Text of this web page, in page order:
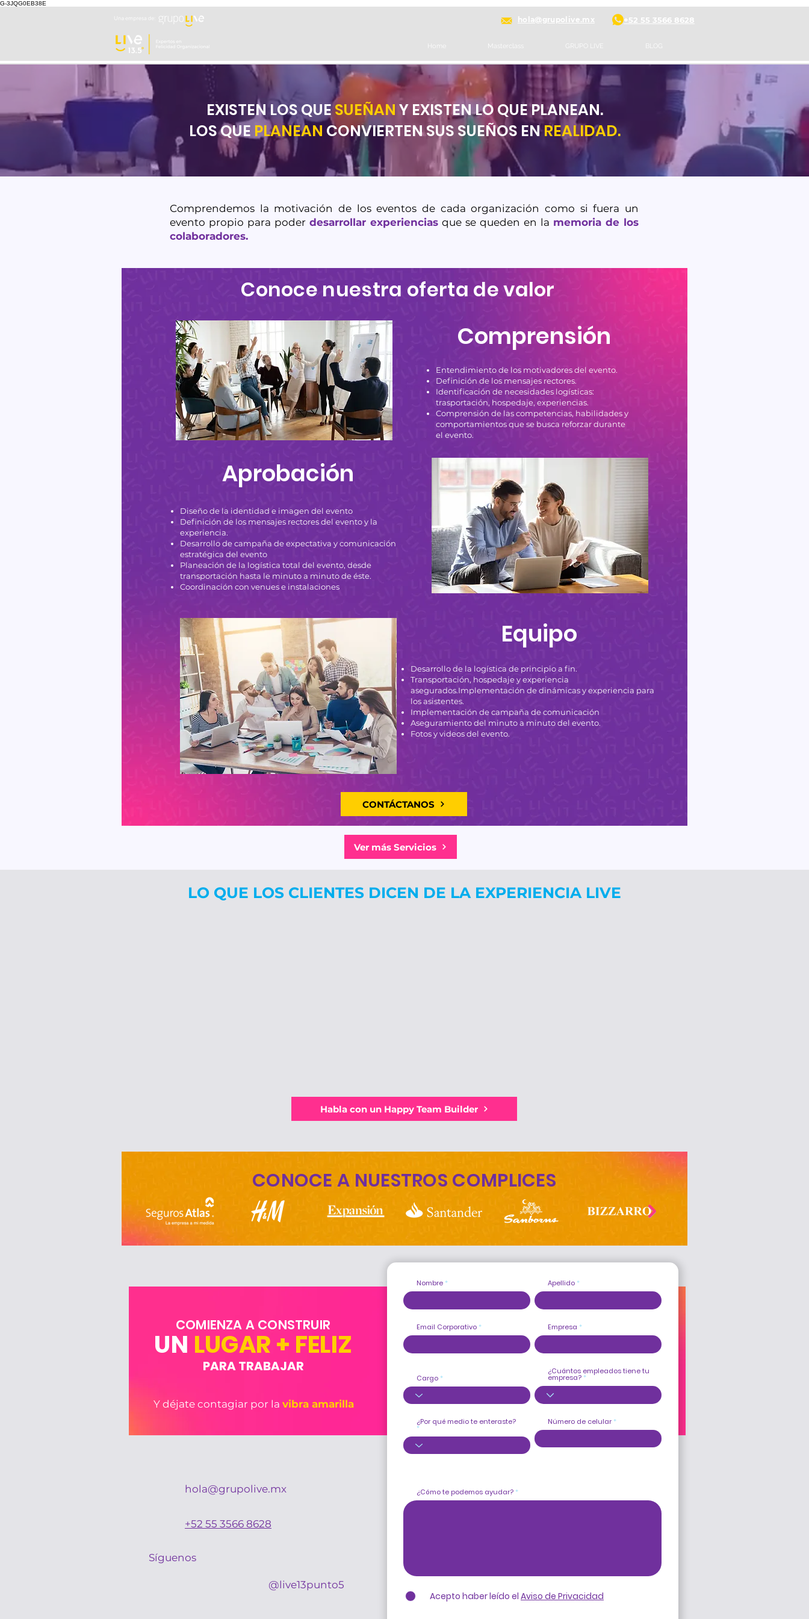
G-3JQG0EB38E
hola@grupolive.mx +52 55 3566 8628
Home Masterclass GRUPO LIVE BLOG
EXISTEN LOS QUESUEÑAN Y EXISTEN LO QUE PLANEAN.
LOS QUE PLANEAN CONVIERTEN SUS SUEÑOS ENREALIDAD.
Comprendemos la motivación de los eventos de cada organización como si fuera un
evento propio para poder desarrollar experiencias que se queden en la memoria de los
colaboradores.
Conoce nuestra oferta de valor
Comprensión
Entendimiento de los motivadores del evento.
Definición de los mensajes rectores.
Identificación de necesidades logísticas:
trasportación, hospedaje, experiencias.
Comprensión de las competencias, habilidades y
comportamientos que se busca reforzar durante
el evento.
Aprobación
Diseño de la identidad e imagen del evento
Definición de los mensajes rectores del evento y la
experiencia.
Desarrollo de campaña de expectativa y comunicación
estratégica del evento
Planeación de la logística total del evento, desde
transportación hasta le minuto a minuto de éste.
Coordinación con venues e instalaciones
Equipo
Desarrollo de la logística de principio a fin.
Transportación, hospedaje y experiencia
asegurados.Implementación de dinámicas y experiencia para
los asistentes.
Implementación de campaña de comunicación
Aseguramiento del minuto a minuto del evento.
Fotos y videos del evento.
CONTÁCTANOS
Ver más Servicios
LO QUE LOS CLIENTES DICEN DE LA EXPERIENCIA LIVE
Habla con un Happy Team Builder
CONOCE A NUESTROS COMPLICES
Nombre Apellido
Email Corporativo Empresa
Cargo
¿Cuántos empleados tiene tu
empresa?
¿Por qué medio te enteraste? Número de celular
¿Cómo te podemos ayudar?
Acepto haber leído el Aviso de Privacidad
Síguenos
@live13punto5
+52 55 3566 8628
hola@grupolive.mx
COMIENZA A CONSTRUIR
PARA TRABAJAR
UN LUGAR + FELIZ
Y déjate contagiar por la vibra amarilla